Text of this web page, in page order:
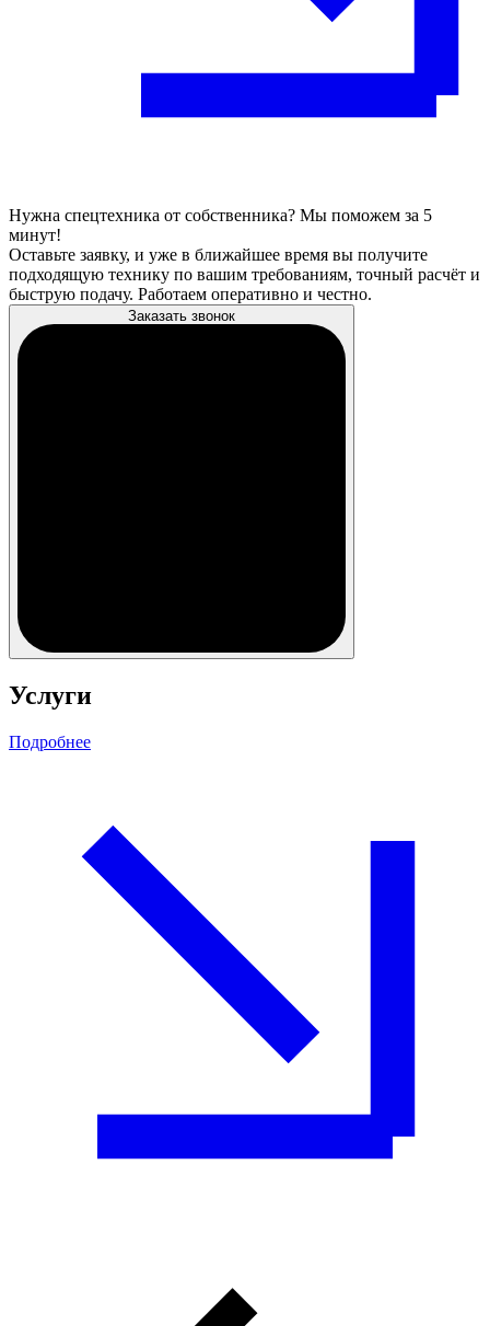
Нужна спецтехника от собственника? Мы поможем за 5
минут!
Оставьте заявку, и уже в ближайшее время вы получите
подходящую технику по вашим требованиям, точный расчёт и
быструю подачу. Работаем оперативно и честно.
Заказать звонок
Услуги
Подробнее